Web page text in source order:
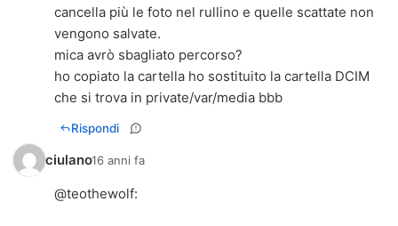
cancella più le foto nel rullino e quelle scattate non
vengono salvate.
mica avrò sbagliato percorso?
ho copiato la cartella ho sostituito la cartella DCIM
che si trova in private/var/media bbb
Rispondi
ciulano16 anni fa
@teothewolf: